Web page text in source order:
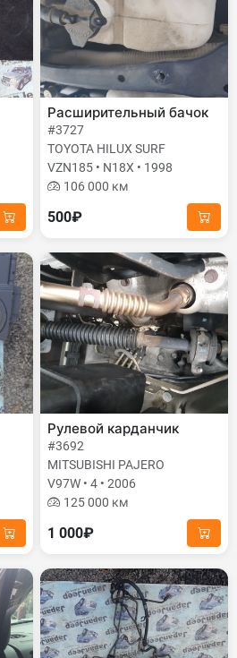
Расширительный бачок
#3727
TOYOTA HILUX SURF
VZN185 • N18X • 1998
106 000 км
500₽
Рулевой карданчик
#3692
MITSUBISHI PAJERO
V97W • 4 • 2006
125 000 км
1 000₽